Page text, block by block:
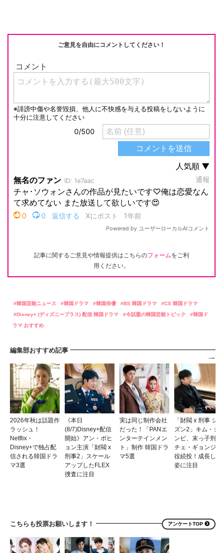
ご意見を自由にコメントしてください！
記事に関するご意見や情報提供はこちらのフォームをご利
用ください。
韓国芸能ニュース 韓国ドラマ 韓国俳優 BS 韓国ドラマ
CS 韓国ドラマ
Disney+ (ディズニープラス) 配信 韓国ドラマ
今話題の韓国芸能トピック
韓国ド
ラマ おすすめ
編集部おすすめ記事
2026年秋は話題作
ラッシュ！
Netflix・
Disney+で独占配
信される韓国ドラ
マ3選
《本日
(8/7)Disney+配信
開始》アン・ボヒ
ョン主演「財閥 x
刑事2」スケール
アップしたFLEX
捜査に注目
実は同じ制作会社
だった！「PANエ
ンターテインメン
ト」制作 韓国ドラ
マ5選
「財閥 x 刑事 シー
ズン2」キム・シ
ンビ、末っ子刑事
チェ・ギョンジン
役続投！成長した
姿に注目
こちらも投票お願いします！ アンケートTOP